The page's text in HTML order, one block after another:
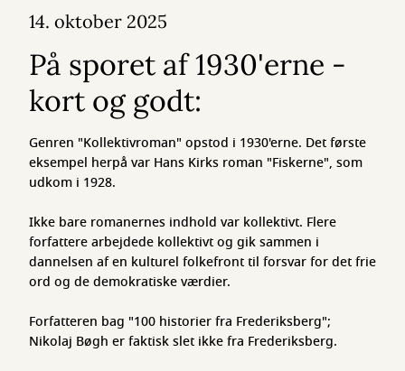
14. oktober 2025
På sporet af 1930'erne -
kort og godt:
Genren "Kollektivroman" opstod i 1930'erne. Det første
eksempel herpå var Hans Kirks roman "Fiskerne", som
udkom i 1928.
Ikke bare romanernes indhold var kollektivt. Flere
forfattere arbejdede kollektivt og gik sammen i
dannelsen af en kulturel folkefront til forsvar for det frie
ord og de demokratiske værdier.
Forfatteren bag "100 historier fra Frederiksberg";
Nikolaj Bøgh er faktisk slet ikke fra Frederiksberg.